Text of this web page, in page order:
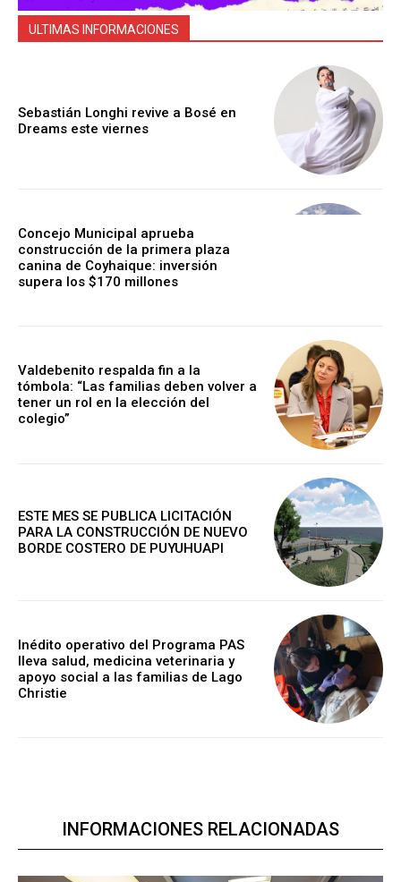
ULTIMAS INFORMACIONES
Sebastián Longhi revive a Bosé en
Dreams este viernes
Concejo Municipal aprueba
construcción de la primera plaza
canina de Coyhaique: inversión
supera los $170 millones
Valdebenito respalda fin a la
tómbola: “Las familias deben volver a
tener un rol en la elección del
colegio”
ESTE MES SE PUBLICA LICITACIÓN
PARA LA CONSTRUCCIÓN DE NUEVO
BORDE COSTERO DE PUYUHUAPI
Inédito operativo del Programa PAS
lleva salud, medicina veterinaria y
apoyo social a las familias de Lago
Christie
INFORMACIONES RELACIONADAS